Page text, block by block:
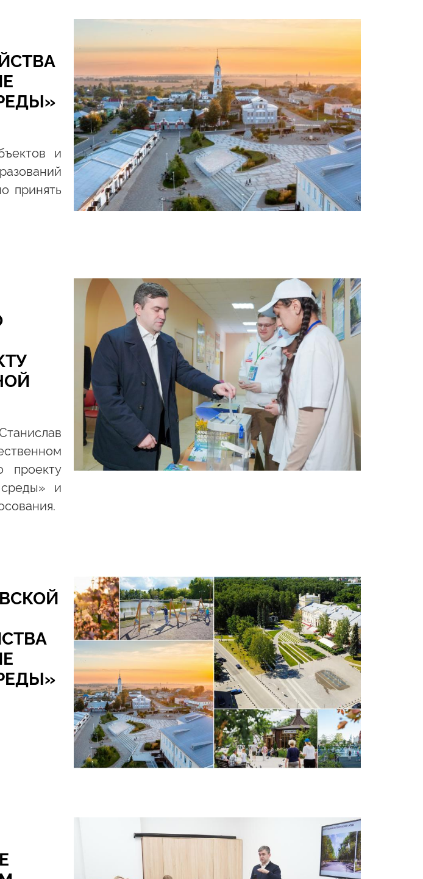
и
принять
проекту
и